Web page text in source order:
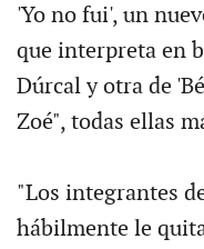
'Yo no fui', un
que interpreta en
Dúrcal y otra de
Zoé", todas ellas
"Los integrantes
hábilmente le